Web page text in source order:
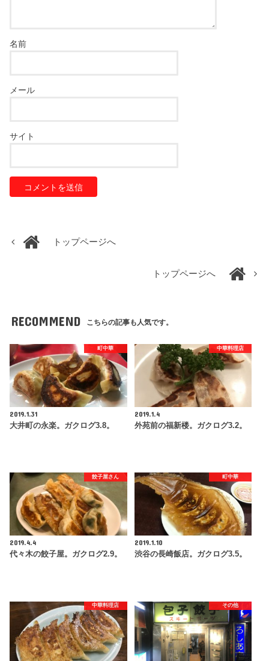
名前
メール
サイト
トップページへ
トップページへ
RECOMMEND こちらの記事も人気です。
町中華
2019.1.31
大井町の永楽。ガクログ3.8。
中華料理店
2019.1.4
外苑前の福新楼。ガクログ3.2。
餃子屋さん
2019.4.4
代々木の餃子屋。ガクログ2.9。
町中華
2019.1.10
渋谷の長崎飯店。ガクログ3.5。
中華料理店 その他